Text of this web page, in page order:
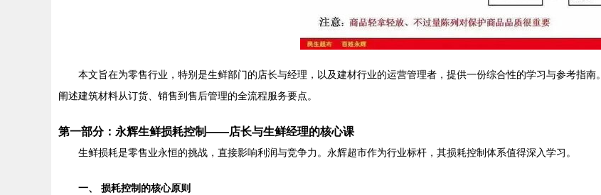
本文旨在为零售行业，特别是生鲜部门的店长与经理，以及建材行业的运营管理者，提供一份综合性的学习与参考指
阐述建筑材料从订货、销售到售后管理的全流程服务要点。
第一部分：永辉生鲜损耗控制——店长与生鲜经理的核心课
生鲜损耗是零售业永恒的挑战，直接影响利润与竞争力。永辉超市作为行业标杆，其损耗控制体系值得深入学习。
一、 损耗控制的核心原则